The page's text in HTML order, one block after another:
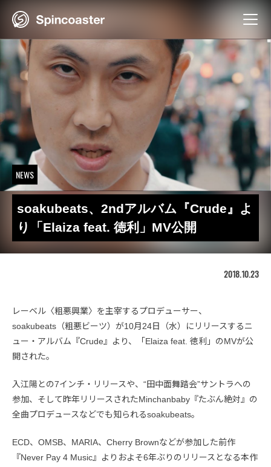
NEWS
soakubeats、2ndアルバム『Crude』よ
り「Elaiza feat. 徳利」MV公開
2018.10.23
レーベル〈粗悪興業〉を主宰するプロデューサー、
soakubeats（粗悪ビーツ）が10月24日（水）にリリースするニ
ュー・アルバム『Crude』より、「Elaiza feat. 徳利」のMVが公
開された。
入江陽との7インチ・リリースや、“田中面舞踏会”サントラへの
参加、そして昨年リリースされたMinchanbaby『たぶん絶対』の
全曲プロデュースなどでも知られるsoakubeats。
ECD、OMSB、MARIA、Cherry Brownなどが参加した前作
『Never Pay 4 Music』よりおよそ6年ぶりのリリースとなる本作